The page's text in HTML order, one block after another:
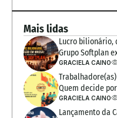
Mais lidas
Lucro bilionário,
Grupo Softplan
GRACIELA CAINO
Quem decide
GRACIELA CAINO
Lançamento da